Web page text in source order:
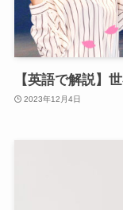
【英語で解説】
2023年12月4日